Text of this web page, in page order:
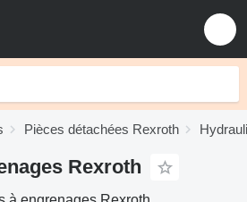
Pièces détachées Rexroth
Rexroth